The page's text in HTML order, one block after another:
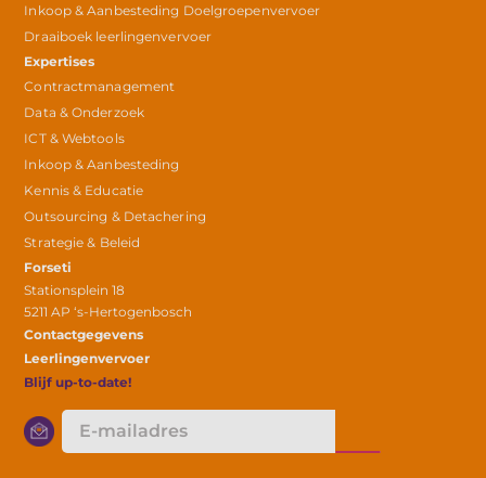
Inkoop & Aanbesteding Doelgroepenvervoer
Draaiboek leerlingenvervoer
Expertises
Contractmanagement
Data & Onderzoek
ICT & Webtools
Inkoop & Aanbesteding
Kennis & Educatie
Outsourcing & Detachering
Strategie & Beleid
Forseti
Stationsplein 18
5211 AP ‘s-Hertogenbosch
Contactgegevens
Leerlingenvervoer
Blijf up-to-date!
E-
mailadres